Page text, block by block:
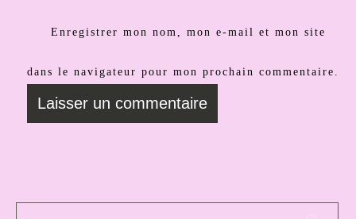
Enregistrer mon nom, mon e-mail et mon site
dans le navigateur pour mon prochain commentaire.